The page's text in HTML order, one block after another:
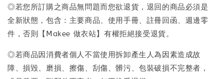
◎若您所訂購之商品無問題而您欲退貨，退回的商品必須是
全新狀態，包含：主要商品、使用手冊、註冊回函、週邊零
件，否則【Makee 做衣站】有權拒絕接受退貨。
◎若商品因消費者個人不當使用拆卸產生人為因素造成故
障、損毀、磨損、擦傷、刮傷、髒污、包裝破損不完整者，